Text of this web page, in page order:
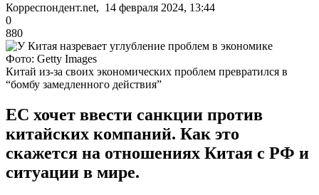
Корреспондент.net, 14 февраля 2024, 13:44
0
880
Фото: Getty Images
Китай из-за своих экономических проблем превратился в
“бомбу замедленного действия”
ЕС хочет ввести санкции против
китайских компаний. Как это
скажется на отношениях Китая с РФ и
ситуации в мире.